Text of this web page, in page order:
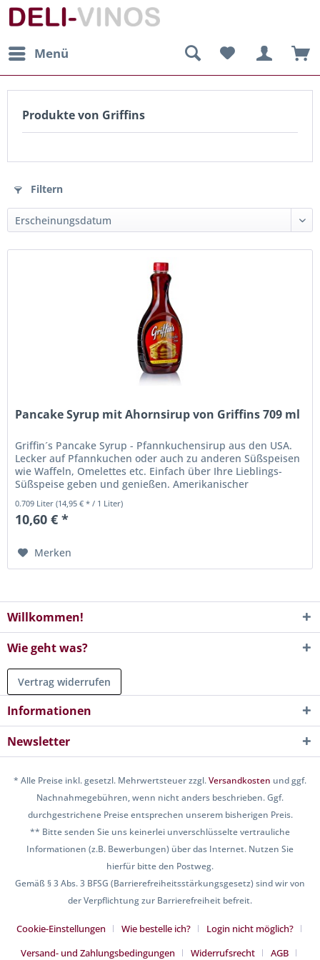
Menü
Produkte von Griffins
Filtern
Pancake Syrup mit Ahornsirup von Griffins 709 ml
Griffin´s Pancake Syrup - Pfannkuchensirup aus den USA.
Lecker auf Pfannkuchen oder auch zu anderen Süßspeisen
wie Waffeln, Omelettes etc. Einfach über Ihre Lieblings-
Süßspeise geben und genießen. Amerikanischer
Pfannkuchensirup....
0.709 Liter(14,95 € * / 1 Liter)
10,60 € *
Merken
Willkommen!
Wie geht was?
Vertrag widerrufen
Informationen
Newsletter
* Alle Preise inkl. gesetzl. Mehrwertsteuer zzgl.Versandkosten und ggf.
Nachnahmegebühren, wenn nicht anders beschrieben. Ggf.
durchgestrichene Preise entsprechen unserem bisherigen Preis.
** Bitte senden Sie uns keinerlei unverschlüsselte vertrauliche
Informationen (z.B. Bewerbungen) über das Internet. Nutzen Sie
hierfür bitte den Postweg.
Gemäß § 3 Abs. 3 BFSG (Barrierefreiheitsstärkungsgesetz) sind wir von
der Verpflichtung zur Barrierefreiheit befreit.
Cookie-Einstellungen Wie bestelle ich?
Login nicht möglich?
Versand- und Zahlungsbedingungen
Widerrufsrecht AGB